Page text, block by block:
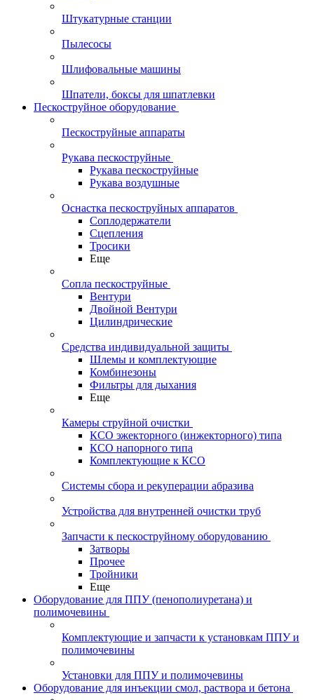
Штукатурные станции
Пылесосы
Шлифовальные машины
Шпатели, боксы для шпатлевки
Пескоструйное оборудование
Пескоструйные аппараты
Рукава пескоструйные
Рукава пескоструйные
Рукава воздушные
Оснастка пескоструйных аппаратов
Соплодержатели
Сцепления
Тросики
Еще
Сопла пескоструйные
Вентури
Двойной Вентури
Цилиндрические
Средства индивидуальной защиты
Шлемы и комплектующие
Комбинезоны
Фильтры для дыхания
Еще
Камеры струйной очистки
КСО эжекторного (инжекторного) типа
КСО напорного типа
Комплектующие к КСО
Системы сбора и рекуперации абразива
Устройства для внутренней очистки труб
Запчасти к пескоструйному оборудованию
Затворы
Прочее
Тройники
Еще
Оборудование для ППУ (пенополиуретана) и
полимочевины
Комплектующие и запчасти к установкам ППУ и
полимочевины
Установки для ППУ и полимочевины
Оборудование для инъекции смол, раствора и бетона